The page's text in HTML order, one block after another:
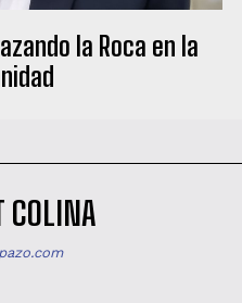
la Roca en la
COLINA